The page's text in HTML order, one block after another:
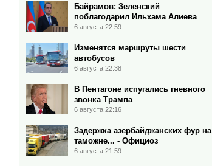
Байрамов: Зеленский
поблагодарил Ильхама Алиева
6 августа 22:59
Изменятся маршруты шести
автобусов
6 августа 22:38
В Пентагоне испугались гневного
звонка Трампа
6 августа 22:16
Задержка азербайджанских фур на
таможне... - Официоз
6 августа 21:59